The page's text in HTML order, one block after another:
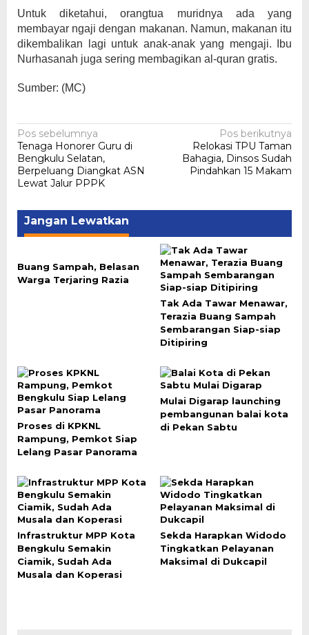
Untuk diketahui, orangtua muridnya ada yang
membayar ngaji dengan makanan. Namun, makanan itu
dikembalikan lagi untuk anak-anak yang mengaji. Ibu
Nurhasanah juga sering membagikan al-quran gratis.
Sumber: (MC)
Navigasi
pos
Pos sebelumnya
Tenaga Honorer Guru di
Bengkulu Selatan,
Berpeluang Diangkat ASN
Lewat Jalur PPPK
Pos berikutnya
Relokasi TPU Taman
Bahagia, Dinsos Sudah
Pindahkan 15 Makam
Jangan Lewatkan
Buang Sampah, Belasan
Warga Terjaring Razia
Tak Ada Tawar Menawar,
Terazia Buang Sampah
Sembarangan Siap-siap
Ditipiring
Proses di KPKNL
Rampung, Pemkot Siap
Lelang Pasar Panorama
Mulai Digarap launching
pembangunan balai kota
di Pekan Sabtu
Infrastruktur MPP Kota
Bengkulu Semakin
Ciamik, Sudah Ada
Musala dan Koperasi
Sekda Harapkan Widodo
Tingkatkan Pelayanan
Maksimal di Dukcapil